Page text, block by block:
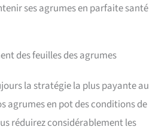
ses agrumes en parfaite santé
des feuilles des agrumes
la stratégie la plus payante au
agrumes en pot des conditions de
réduirez considérablement les